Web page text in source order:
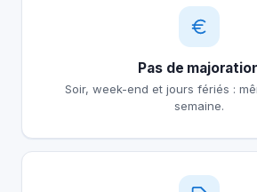
Pas de
Soir, week-end et jours fériés :
semaine.